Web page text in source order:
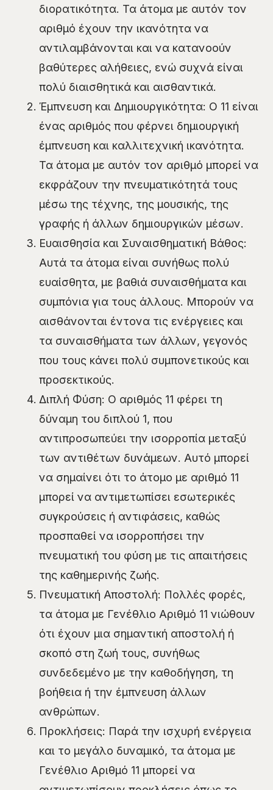
διορατικότητα. Τα άτομα με αυτόν τον
αριθμό έχουν την ικανότητα να
αντιλαμβάνονται και να κατανοούν
βαθύτερες αλήθειες, ενώ συχνά είναι
πολύ διαισθητικά και αισθαντικά.
Έμπνευση και Δημιουργικότητα: Ο 11 είναι
ένας αριθμός που φέρνει δημιουργική
έμπνευση και καλλιτεχνική ικανότητα.
Τα άτομα με αυτόν τον αριθμό μπορεί να
εκφράζουν την πνευματικότητά τους
μέσω της τέχνης, της μουσικής, της
γραφής ή άλλων δημιουργικών μέσων.
Ευαισθησία και Συναισθηματική Βάθος:
Αυτά τα άτομα είναι συνήθως πολύ
ευαίσθητα, με βαθιά συναισθήματα και
συμπόνια για τους άλλους. Μπορούν να
αισθάνονται έντονα τις ενέργειες και
τα συναισθήματα των άλλων, γεγονός
που τους κάνει πολύ συμπονετικούς και
προσεκτικούς.
Διπλή Φύση: Ο αριθμός 11 φέρει τη
δύναμη του διπλού 1, που
αντιπροσωπεύει την ισορροπία μεταξύ
των αντιθέτων δυνάμεων. Αυτό μπορεί
να σημαίνει ότι το άτομο με αριθμό 11
μπορεί να αντιμετωπίσει εσωτερικές
συγκρούσεις ή αντιφάσεις, καθώς
προσπαθεί να ισορροπήσει την
πνευματική του φύση με τις απαιτήσεις
της καθημερινής ζωής.
Πνευματική Αποστολή: Πολλές φορές,
τα άτομα με Γενέθλιο Αριθμό 11 νιώθουν
ότι έχουν μια σημαντική αποστολή ή
σκοπό στη ζωή τους, συνήθως
συνδεδεμένο με την καθοδήγηση, τη
βοήθεια ή την έμπνευση άλλων
ανθρώπων.
Προκλήσεις: Παρά την ισχυρή ενέργεια
και το μεγάλο δυναμικό, τα άτομα με
Γενέθλιο Αριθμό 11 μπορεί να